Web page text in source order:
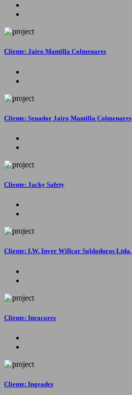
Cliente: Jairo Mantilla Colmenares
Cliente: Senador Jairo Mantilla Colmenares
Cliente: Jacky Safety
Cliente: I.W. Inver Willcar Soldaduras Ltda.
Cliente: Inracores
Cliente: Ingeades